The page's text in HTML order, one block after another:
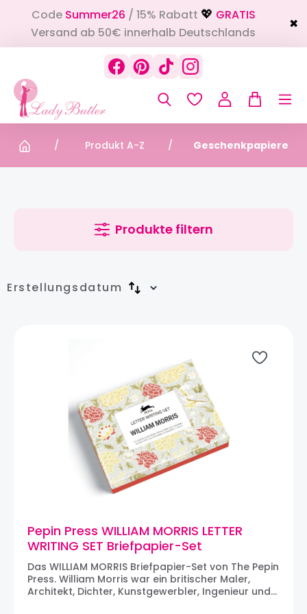
springen
CodeSummer26 / 15% Rabatt 💖 GRATIS
Versand ab 50€ innerhalb Deutschlands
✖
Produkt A-Z Geschenkpapiere
Produkte filtern
Erstellungsdatum
Pepin Press WILLIAM MORRIS LETTER
WRITING SET Briefpapier-Set
Das WILLIAM MORRIS Briefpapier-Set von The Pepin
Press. William Morris war ein britischer Maler,
Architekt, Dichter, Kunstgewerbler, Ingenieur und